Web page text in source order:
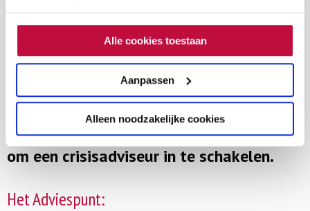
cookies, zoals omschreven in onze privacy- en
cookieverklaring. Als je niet alle cookies accepteert, dan
kun je geen video's bekijken.Alle cookies toestaan
Aanpassen
Alleen noodzakelijke cookies
Neem contact op met het Adviespunt in
geval van een calamiteit op school. De
adviseurs van het Adviespunt staan je als
eerste telefonisch te woord en gaan
samen met jou na of het noodzakelijk is
om een crisisadviseur in te schakelen.
Het Adviespunt: